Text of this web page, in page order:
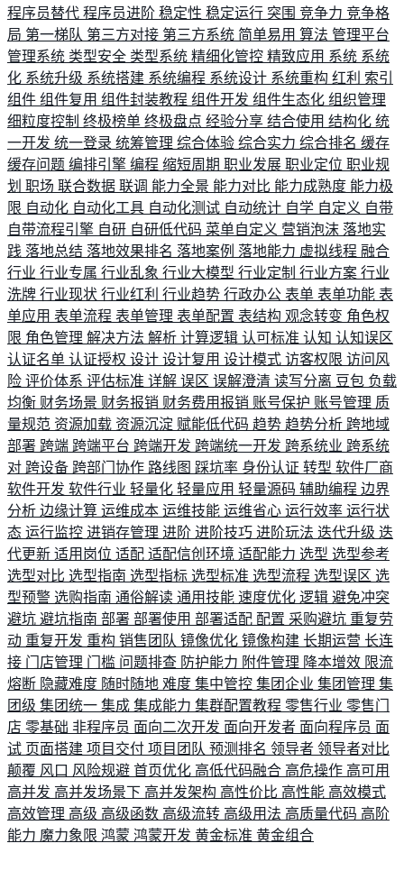
程序员替代 程序员进阶 稳定性 稳定运行 突围 竞争力 竞争格
局 第一梯队 第三方对接 第三方系统 简单易用 算法 管理平台
管理系统 类型安全 类型系统 精细化管控 精致应用 系统 系统
化 系统升级 系统搭建 系统编程 系统设计 系统重构 红利 索引
组件 组件复用 组件封装教程 组件开发 组件生态化 组织管理
细粒度控制 终极榜单 终极盘点 经验分享 结合使用 结构化 统
一开发 统一登录 统筹管理 综合体验 综合实力 综合排名 缓存
缓存问题 编排引擎 编程 缩短周期 职业发展 职业定位 职业规
划 职场 联合数据 联调 能力全景 能力对比 能力成熟度 能力极
限 自动化 自动化工具 自动化测试 自动统计 自学 自定义 自带
自带流程引擎 自研 自研低代码 菜单自定义 营销泡沫 落地实
践 落地总结 落地效果排名 落地案例 落地能力 虚拟线程 融合
行业 行业专属 行业乱象 行业大模型 行业定制 行业方案 行业
洗牌 行业现状 行业红利 行业趋势 行政办公 表单 表单功能 表
单应用 表单流程 表单管理 表单配置 表结构 观念转变 角色权
限 角色管理 解决方法 解析 计算逻辑 认可标准 认知 认知误区
认证名单 认证授权 设计 设计复用 设计模式 访客权限 访问风
险 评价体系 评估标准 详解 误区 误解澄清 读写分离 豆包 负载
均衡 财务场景 财务报销 财务费用报销 账号保护 账号管理 质
量规范 资源加载 资源沉淀 赋能低代码 趋势 趋势分析 跨地域
部署 跨端 跨端平台 跨端开发 跨端统一开发 跨系统业 跨系统
对 跨设备 跨部门协作 路线图 踩坑率 身份认证 转型 软件厂商
软件开发 软件行业 轻量化 轻量应用 轻量源码 辅助编程 边界
分析 边缘计算 运维成本 运维技能 运维省心 运行效率 运行状
态 运行监控 进销存管理 进阶 进阶技巧 进阶玩法 迭代升级 迭
代更新 适用岗位 适配 适配信创环境 适配能力 选型 选型参考
选型对比 选型指南 选型指标 选型标准 选型流程 选型误区 选
型预警 选购指南 通俗解读 通用技能 速度优化 逻辑 避免冲突
避坑 避坑指南 部署 部署使用 部署适配 配置 采购避坑 重复劳
动 重复开发 重构 销售团队 镜像优化 镜像构建 长期运营 长连
接 门店管理 门槛 问题排查 防护能力 附件管理 降本增效 限流
熔断 隐藏难度 随时随地 难度 集中管控 集团企业 集团管理 集
团级 集团统一 集成 集成能力 集群配置教程 零售行业 零售门
店 零基础 非程序员 面向二次开发 面向开发者 面向程序员 面
试 页面搭建 项目交付 项目团队 预测排名 领导者 领导者对比
颠覆 风口 风险规避 首页优化 高低代码融合 高危操作 高可用
高并发 高并发场景下 高并发架构 高性价比 高性能 高效模式
高效管理 高级 高级函数 高级流转 高级用法 高质量代码 高阶
能力 魔力象限 鸿蒙 鸿蒙开发 黄金标准 黄金组合